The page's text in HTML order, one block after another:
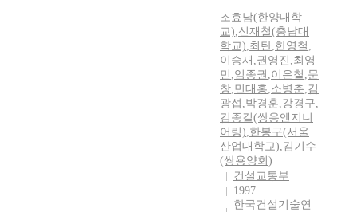
조효남(한양대학
교),신재철(충남대
학교),최탄,한영철 ,
이승재 ,권영진 ,최영
민 ,임종권 ,이은철 ,문
창,민대홍,소병춘,김
광섭 ,박경훈,강경구,
김종길(쌍용엔지니
어링),한봉구(서울
산업대학교),김기수
(쌍용양회)
건설교통부
1997
한국건설기술연